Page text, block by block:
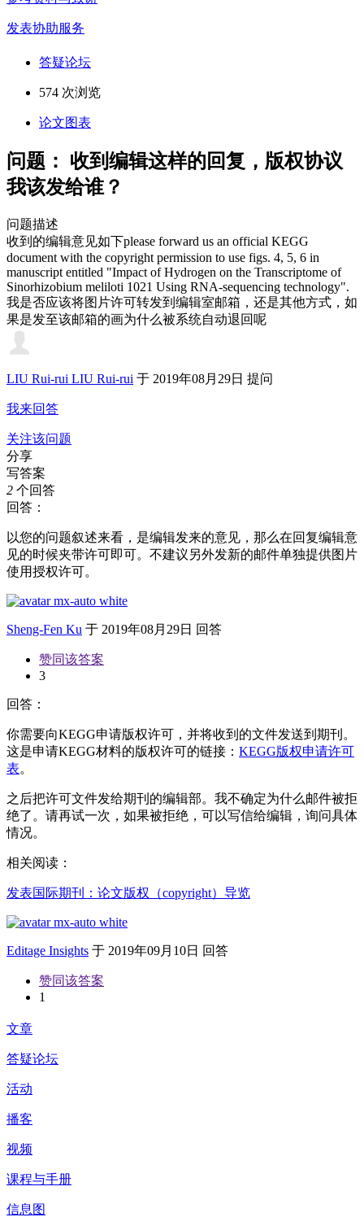
发表协助服务
答疑论坛
574 次浏览
论文图表
问题： 收到编辑这样的回复，版权协议
我该发给谁？
问题描述
收到的编辑意见如下please forward us an official KEGG
document with the copyright permission to use figs. 4, 5, 6 in
manuscript entitled "Impact of Hydrogen on the Transcriptome of
Sinorhizobium meliloti 1021 Using RNA-sequencing technology".
我是否应该将图片许可转发到编辑室邮箱，还是其他方式，如
果是发至该邮箱的画为什么被系统自动退回呢
LIU Rui-rui LIU Rui-rui 于 2019年08月29日 提问
我来回答
关注该问题
分享
写答案
2 个回答
回答：
以您的问题叙述来看，是编辑发来的意见，那么在回复编辑意
见的时候夹带许可即可。不建议另外发新的邮件单独提供图片
使用授权许可。
Sheng-Fen Ku 于 2019年08月29日 回答
赞同该答案
3
回答：
你需要向KEGG申请版权许可，并将收到的文件发送到期刊。
这是申请KEGG材料的版权许可的链接： KEGG版权申请许可
表。
之后把许可文件发给期刊的编辑部。我不确定为什么邮件被拒
绝了。请再试一次，如果被拒绝，可以写信给编辑，询问具体
情况。
相关阅读：
发表国际期刊：论文版权（copyright）导览
Editage Insights 于 2019年09月10日 回答
赞同该答案
1
文章
答疑论坛
活动
播客
视频
课程与手册
信息图